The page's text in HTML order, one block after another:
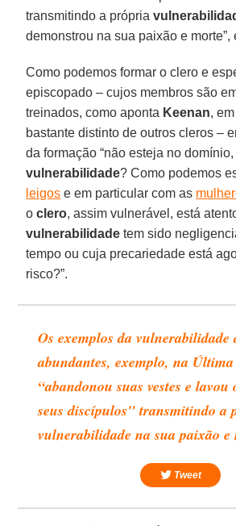
transmitindo a própria
demonstrou na sua paixão e morte”,
Como podemos formar o clero e
episcopado – cujos membros são
treinados, como aponta Keenan,
bastante distinto de outros cleros –
da formação “não esteja no
vulnerabilidade? Como podemos
leigos e em particular com as
oclero, assim vulnerável, está
vulnerabilidade tem sido
tempo ou cuja precariedade está
risco?”.
Os exemplos da vulnerabilidade
abundantes, exemplo, na
“abandonou suas vestes e lavou
seus discípulos" transmitindo a
vulnerabilidade na sua paixão e
Tweet